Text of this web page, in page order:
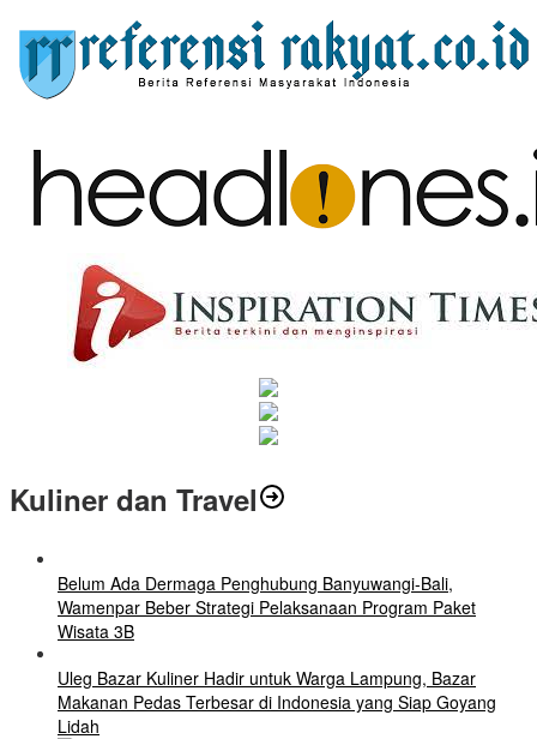
Kuliner dan Travel
Belum Ada Dermaga Penghubung Banyuwangi-Bali,
Wamenpar Beber Strategi Pelaksanaan Program Paket
Wisata 3B
Uleg Bazar Kuliner Hadir untuk Warga Lampung, Bazar
Makanan Pedas Terbesar di Indonesia yang Siap Goyang
Lidah